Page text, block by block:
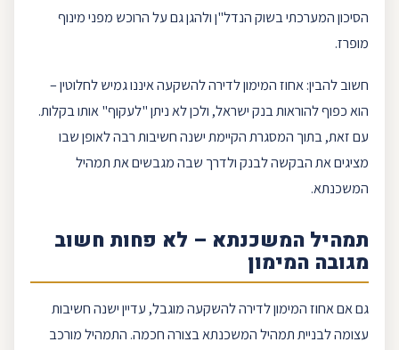
הסיכון המערכתי בשוק הנדל"ן ולהגן גם על הרוכש מפני מינוף
מופרז.
חשוב להבין: אחוז המימון לדירה להשקעה איננו גמיש לחלוטין –
הוא כפוף להוראותבנק ישראל, ולכן לא ניתן "לעקוף" אותו בקלות.
עם זאת, בתוך המסגרת הקיימת ישנה חשיבות רבה לאופן שבו
מציגים את הבקשה לבנק ולדרך שבה מגבשים את תמהיל
המשכנתא.
תמהיל המשכנתא – לא פחות חשוב
מגובה המימון
גם אם אחוז המימון לדירה להשקעה מוגבל, עדיין ישנה חשיבות
עצומה לבניית תמהיל המשכנתא בצורה חכמה. התמהיל מורכב